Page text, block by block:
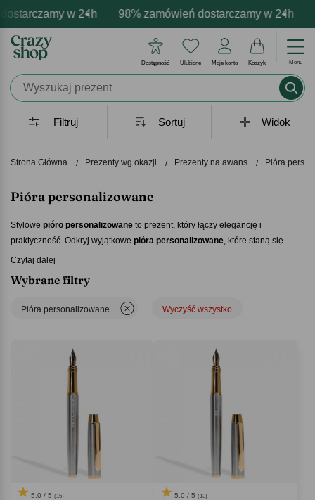
w 24h 98% zamówień dostarczamy w 24h
personalizacja produktów Profesjonalna i
emocje - zawsze udane prezenty Prezentujemy
Dostępność Ulubione Moje konto Koszyk Menu
Strona Główna Prezenty wg okazji Prezenty na awans Pióra
Pióra personalizowane
Stylowe pióro personalizowane to prezent, który łączy elegancję i
praktyczność. Odkryj wyjątkowe pióra personalizowane, które staną się
unikalną pamiątką i idealnym upominkiem na każdą ważną okazję.
Czytaj dalej
Filtruj Widok
Sortuj
Wybrane filtry
Pióra personalizowane Wyczyść wszystko
5.0 / 5 (15) 5.0 / 5 (13)